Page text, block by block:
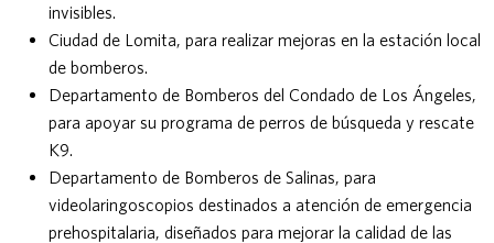
invisibles.
Ciudad de Lomita, para realizar mejoras en la estación local
de bomberos.
Departamento de Bomberos del Condado de Los Ángeles,
para apoyar su programa de perros de búsqueda y rescate
K9.
Departamento de Bomberos de Salinas, para
videolaringoscopios destinados a atención de emergencia
prehospitalaria, diseñados para mejorar la calidad de las